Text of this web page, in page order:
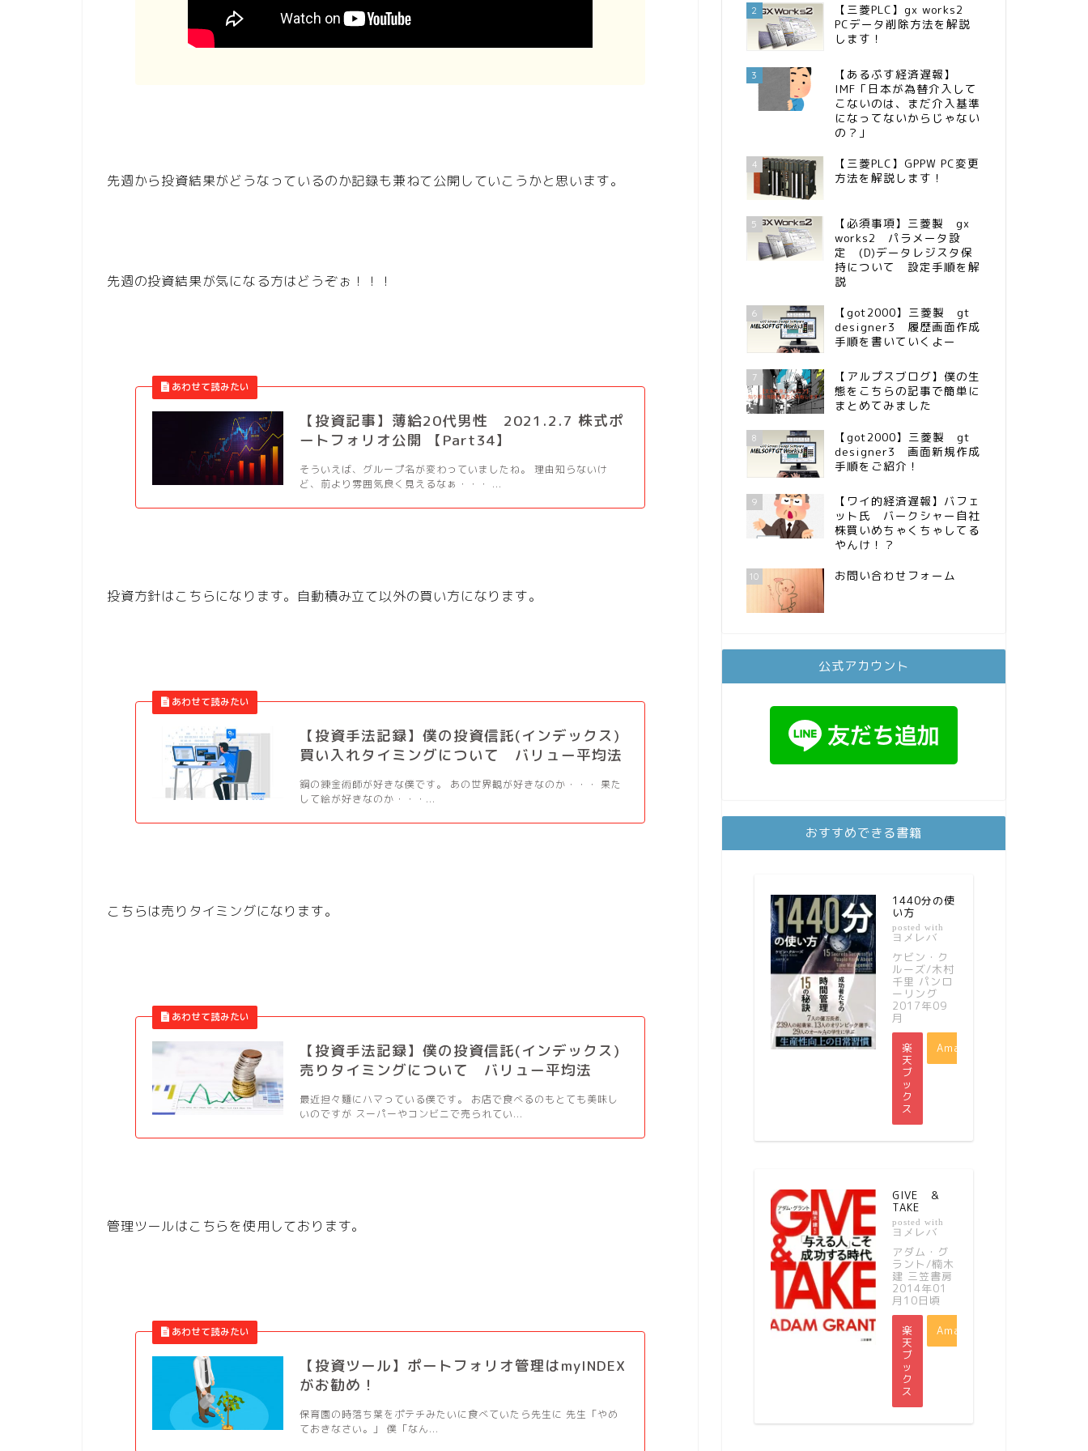
先週から投資結果がどうなっているのか記録も兼ねて公開していこうかと思います。
先週の投資結果が気になる方はどうぞぉ！！！
【投資記事】薄給20代男性 2021.2.7 株式ポ
ートフォリオ公開 【Part34】
そういえば、グループ名が変わっていましたね。 理由知らないけ
ど、前より雰囲気良く見えるなぁ・・・ ...
投資方針はこちらになります。自動積み立て以外の買い方になります。
【投資手法記録】僕の投資信託(インデックス)
買い入れタイミングについて バリュー平均法
鋼の錬金術師が好きな僕です。 あの世界観が好きなのか・・・ 果た
して絵が好きなのか・・・...
こちらは売りタイミングになります。
【投資手法記録】僕の投資信託(インデックス)
売りタイミングについて バリュー平均法
最近担々麵にハマっている僕です。 お店で食べるのもとても美味し
いのですが スーパーやコンビニで売られてい...
管理ツールはこちらを使用しております。
【投資ツール】ポートフォリオ管理はmyINDEX
がお勧め！
保育園の時落ち葉をポテチみたいに食べていたら先生に 先生「やめ
ておきなさい。」 僕「なん...
2
【三菱PLC】gx works2
PCデータ削除方法を解説
します！
3
【あるぷす経済遅報】
IMF「日本が為替介入して
こないのは、まだ介入基準
になってないからじゃない
の？」
4
【三菱PLC】GPPW PC変更
方法を解説します！
5
【必須事項】三菱製 gx
works2 パラメータ設
定 (D)データレジスタ保
持について 設定手順を解
説
6
【got2000】三菱製 gt
designer3 履歴画面作成
手順を書いていくよー
7
【アルプスブログ】僕の生
態をこちらの記事で簡単に
まとめてみました
8
【got2000】三菱製 gt
designer3 画面新規作成
手順をご紹介！
9
【ワイ的経済遅報】バフェ
ット氏 バークシャー自社
株買いめちゃくちゃしてる
やんけ！？
10 お問い合わせフォーム
公式アカウント
おすすめできる書籍
1440分の使
い方
posted with
ヨメレバ
ケビン・ク
ルーズ/木村
千里 パンロ
ーリング
2017年09
月
楽
天
ブ
ッ
ク
ス
Amazon
GIVE ＆
TAKE
posted with
ヨメレバ
アダム・グ
ラント/楠木
建 三笠書房
2014年01
月10日頃
楽
天
ブ
ッ
ク
ス
Amazon